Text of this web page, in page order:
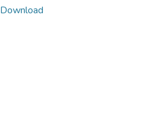
Download